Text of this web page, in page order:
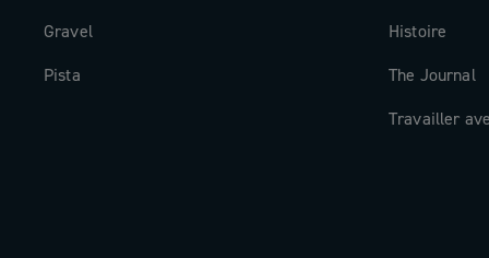
Gravel
Pista
Histoire
The Journal
Travailler